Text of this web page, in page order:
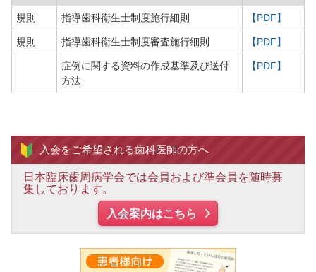
入会をご希望される歯科医師の方へ
日本臨床歯周病学会では会員および準会員を随時募
集しております。
入会案内はこちら
規則 指導歯科衛生士制度施行細則 【PDF】
規則 指導歯科衛生士制度審査施行細則 【PDF】
症例に関する資料の作成基準及び送付
方法
【PDF】